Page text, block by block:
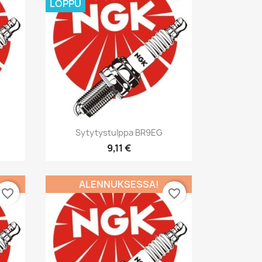
Pikakatselu
Sytytystulppa BR9EG
9,11 €
LOPPU
favorite_border
ALENNUKSESSA!
favorite_border